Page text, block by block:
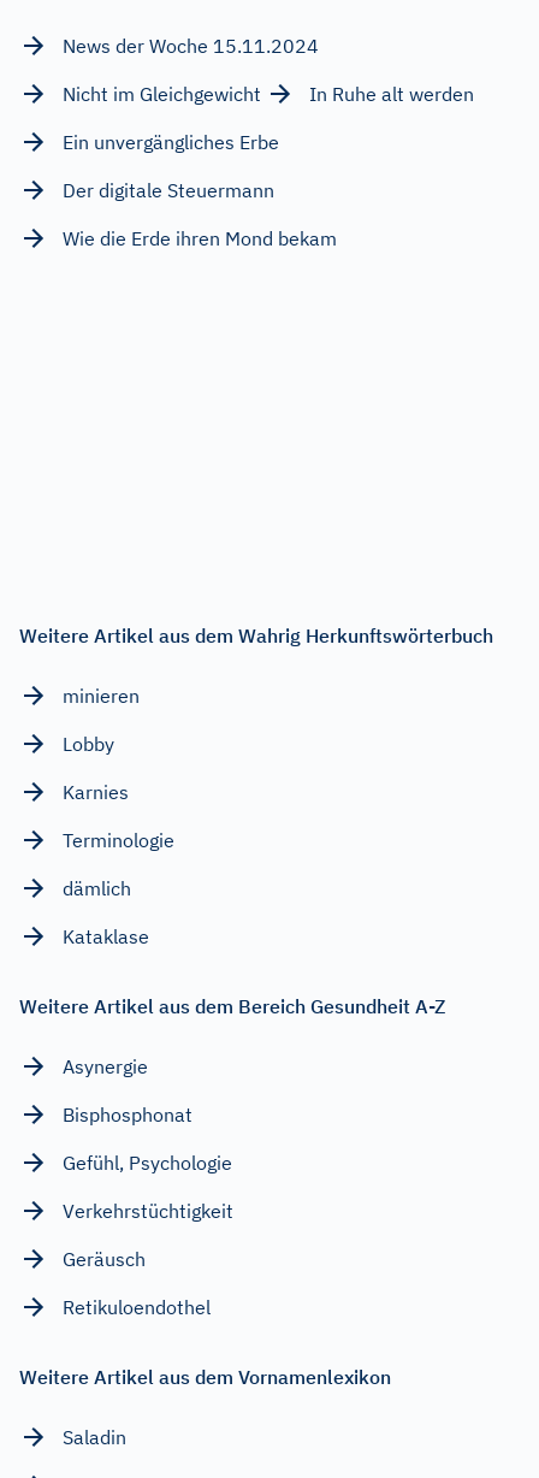
News der Woche 15.11.2024
Nicht im Gleichgewicht
In Ruhe alt werden
Ein unvergängliches Erbe
Der digitale Steuermann
Wie die Erde ihren Mond bekam
Weitere Artikel aus dem Wahrig Herkunftswörterbuch
minieren
Lobby
Karnies
Terminologie
dämlich
Kataklase
Weitere Artikel aus dem Bereich Gesundheit A-Z
Asynergie
Bisphosphonat
Gefühl, Psychologie
Verkehrstüchtigkeit
Geräusch
Retikuloendothel
Weitere Artikel aus dem Vornamenlexikon
Saladin